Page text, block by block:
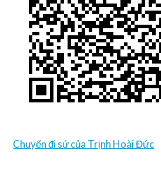
Chuyến đi sứ của Trịnh Hoài Đức